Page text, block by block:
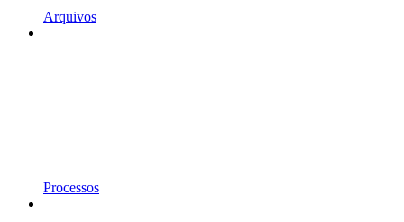
Arquivos
Processos